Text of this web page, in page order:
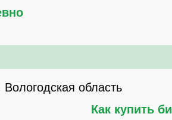
область
Как купить